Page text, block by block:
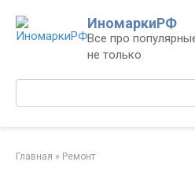
контенту
ИномаркиРФ
Все про
не только
Поиск:
Главная » Ремонт